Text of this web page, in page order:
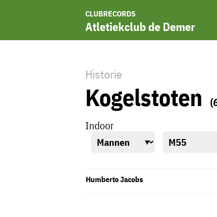
CLUBRECORDS
Atletiekclub de Demer
Historie
Kogelstoten
Indoor
Humberto Jacobs